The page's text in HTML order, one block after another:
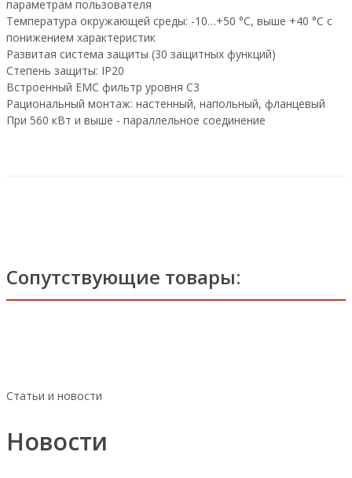
параметрам пользователя
Температура окружающей среды: -10…+50 °С, выше +40 °С с
понижением характеристик
Развитая система защиты (30 защитных функций)
Степень защиты: IP20
Встроенный EMC фильтр уровня C3
Рациональный монтаж: настенный, напольный, фланцевый
При 560 кВт и выше - параллельное соединение
Сопутствующие товары:
Статьи и новости
Новости